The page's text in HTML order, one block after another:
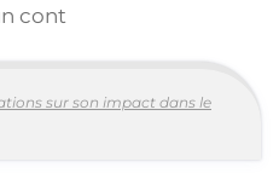
cont
sur son impact dans le